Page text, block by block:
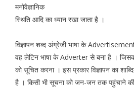
मनोवैज्ञानिक
स्थिति आदि का ध्यान रखा जाता है ।
विज्ञापन शब्द अंग्रेजी भाषा के Advertisement
वह लेटिन भाषा के Adverter से बना है ।
को सूचित करना । इस प्रकार विज्ञापन का
है । किसी भी सूचना को जन-जन तक पहुंचाने की